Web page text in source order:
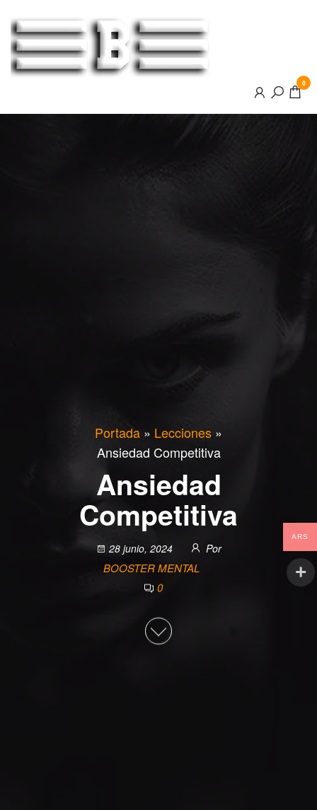
0
Portada » Lecciones »
Ansiedad Competitiva
Ansiedad
Competitiva
28 junio, 2024 Por
BOOSTER MENTAL
0
ARS